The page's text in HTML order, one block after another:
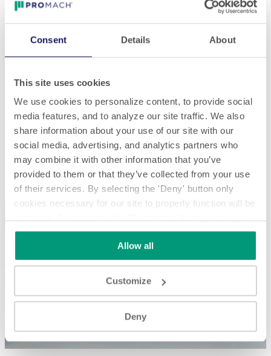
Consent Details About
This site uses cookies
We use cookies to personalize content, to provide social
media features, and to analyze our site traffic. We also
share information about your use of our site with our
social media, advertising, and analytics partners who
may combine it with other information that you’ve
provided to them or that they’ve collected from your use
of their services. By selecting the 'Deny' button only
cookies necessary for our site to properly function will be
choose the individual categories of cookies you want to
Read the complete cookie policy.
Allow all
Customize
Deny
Modular SL 1728 - Farchioni, Gualdo Cattaneo (PG) - Italy
Modular SL 1728 - Farchioni, Gualdo Cattaneo (PG) - Italy
Play